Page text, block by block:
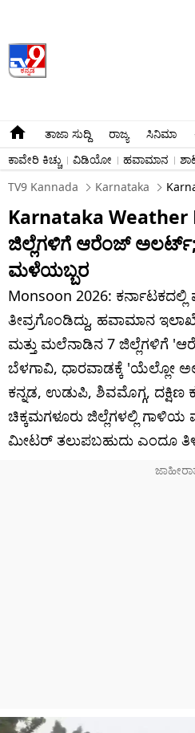
ತಾಜಾ ಸುದ್ದಿ ರಾಜ್ಯ ಸಿನಿಮಾ
ಕಾವೇರಿ ಕಿಚ್ಚು
ವಿಡಿಯೋ ಹವಾಮಾನ
TV9 Kannada
Karnataka
Karnataka Weather
ಜಿಲ್ಲೆಗಳಿಗೆ ಆರೆಂಜ್​​
ಮಳೆಯಬ್ಬರ
Monsoon 2026:
ತೀವ್ರಗೊಂಡಿದ್ದು, ಹವಾಮಾನ
ಮತ್ತು ಮಲೆನಾಡಿನ 7 ಜಿಲ್ಲೆಗಳಿಗೆ
ಬೆಳಗಾವಿ, ಧಾರವಾಡಕ್ಕೆ 'ಯೆಲ್ಲೋ
ಕನ್ನಡ, ಉಡುಪಿ, ಶಿವಮೊಗ್ಗ, ದಕ್ಷಿಣ
ಚಿಕ್ಕಮಗಳೂರು ಜಿಲ್ಲೆಗಳಲ್ಲಿ
ಮೀಟರ್​​ ತಲುಪಬಹುದು ಎಂದೂ